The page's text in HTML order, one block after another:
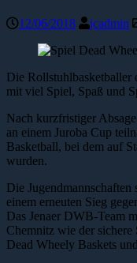
12/06/2018 jcadmin
Die Rollstuhlbasketballer
mit viel Spiel, Spaß und
Nach kurzfristiger
an einem Juroba Cup
Basketball, bei dem auf
wurden.
Die
einem erneuten Sieg
Das Jenaer DWB-Team
Chemnitz wie der
Dead Wheely Baskets